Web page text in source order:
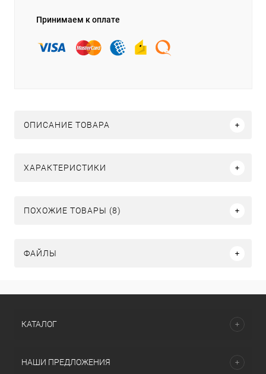
Принимаем к оплате
ОПИСАНИЕ ТОВАРА
ХАРАКТЕРИСТИКИ
ПОХОЖИЕ ТОВАРЫ (8)
ФАЙЛЫ
КАТАЛОГ
НАШИ ПРЕДЛОЖЕНИЯ